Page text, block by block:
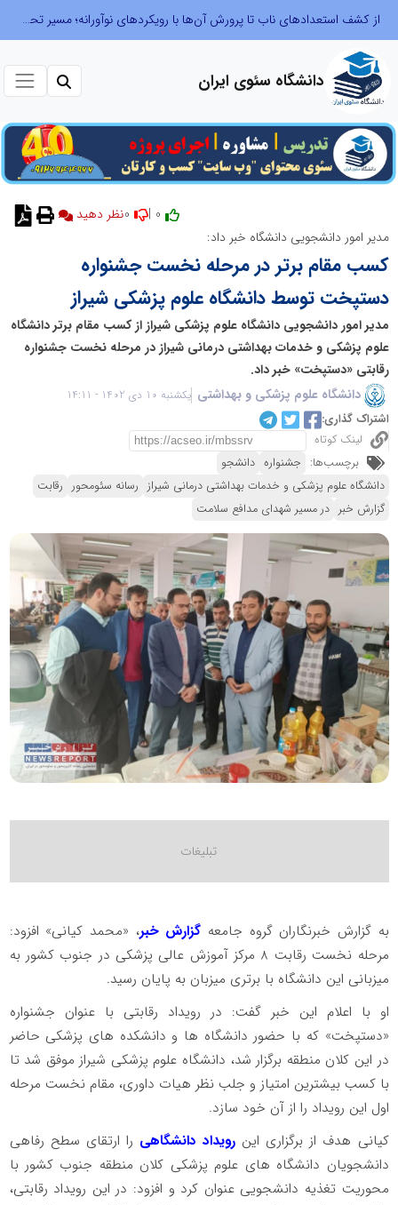
از کشف استعدادهای ناب تا پرورش آن‌ها با رویکردهای نوآورانه؛ مسیر تحول‌آفرین شنای ایران در سطح جهانی
دانشگاه سئوی ایران
نظر دهید
مدیر امور دانشجویی دانشگاه خبر داد:
کسب مقام برتر در مرحله نخست جشنواره
دستپخت توسط دانشگاه علوم پزشکی شیراز
مدیر امور دانشجویی دانشگاه علوم پزشکی شیراز از کسب مقام برتر دانشگاه
علوم پزشکی و خدمات بهداشتی درمانی شیراز در مرحله نخست جشنواره
رقابتی «دستپخت» خبر داد.
دانشگاه علوم پزشکی و بهداشتی یکشنبه 10 دی 1402 - 14:11
اشتراک گذاری:
لینک کوتاه
برچسب‌ها: جشنواره دانشجو
دانشگاه علوم پزشکی و خدمات بهداشتی درمانی شیراز رسانه سئومحور رقابت
گزارش خبر در مسیر شهدای مدافع سلامت
به گزارش خبرنگاران گروه جامعه گزارش خبر، «محمد کیانی» افزود:
مرحله نخست رقابت 8 مرکز آموزش عالی پزشکی در جنوب کشور به
میزبانی این دانشگاه با برتری میزبان به پایان رسید.
او با اعلام این خبر گفت: در رویداد رقابتی با عنوان جشنواره
«دستپخت» که با حضور دانشگاه ها و دانشکده های پزشکی حاضر
در این کلان منطقه برگزار شد، دانشگاه علوم پزشکی شیراز موفق شد تا
با کسب بیشترین امتیاز و جلب نظر هیات داوری، مقام نخست مرحله
اول این رویداد را از آن خود سازد.
کیانی هدف از برگزاری این رویداد دانشگاهی را ارتقای سطح رفاهی
دانشجویان دانشگاه های علوم پزشکی کلان منطقه جنوب کشور با
محوریت تغذیه دانشجویی عنوان کرد و افزود: در این رویداد رقابتی،